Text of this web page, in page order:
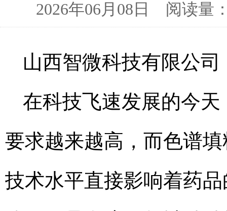
2026年06月08日 阅读
山西智微科技有限公
在科技飞速发展的今
要求越来越高，而色谱
技术水平直接影响着药